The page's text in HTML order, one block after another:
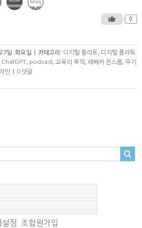
0
일. 화요일 | 카테고리: 디지털 플라토, 디지털 플라토
ChatGPT, podcast, 교육의 목적, 레베카 윈스롭, 무기
인 | 0 댓글
정 조합원가입